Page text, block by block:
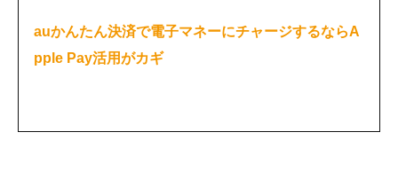
auかんたん決済で電子マネーにチャージするならA
pple Pay活用がカギ